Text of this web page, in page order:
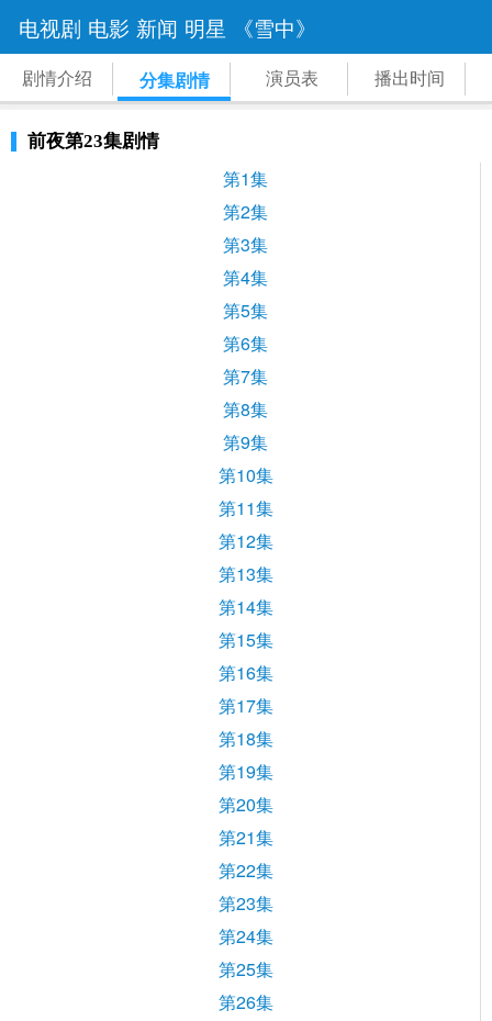
电视剧 电影 新闻 明星 《雪中》
剧情介绍 分集剧情 演员表 播出时间
前夜第23集剧情
第1集
第2集
第3集
第4集
第5集
第6集
第7集
第8集
第9集
第10集
第11集
第12集
第13集
第14集
第15集
第16集
第17集
第18集
第19集
第20集
第21集
第22集
第23集
第24集
第25集
第26集